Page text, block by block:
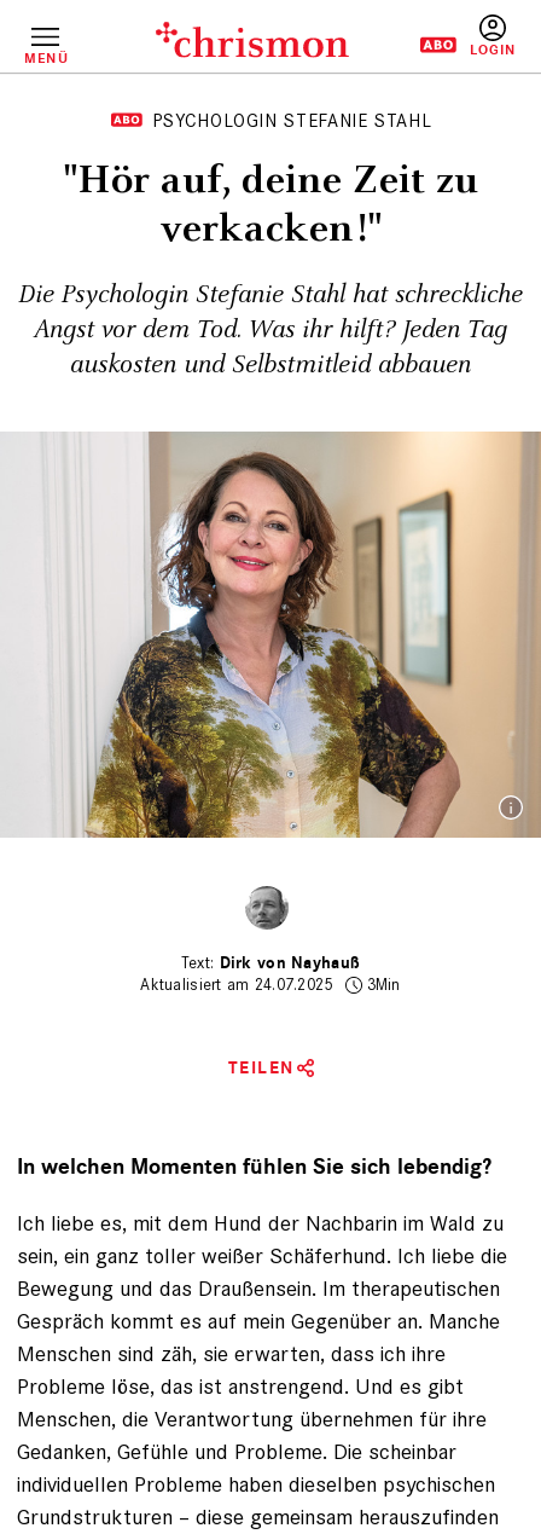
InhaltMENÜ
PSYCHOLOGIN STEFANIE STAHL
"Hör auf, deine Zeit zu
verkacken!"
Die Psychologin Stefanie Stahl hat schreckliche
Angst vor dem Tod. Was ihr hilft? Jeden Tag
auskosten und Selbstmitleid abbauen
Dirk von Nayhauß
Aktualisiert am 24.07.2025
3Min
TEILEN
In welchen Momenten fühlen Sie sich lebendig?
Ich liebe es, mit dem Hund der Nachbarin im Wald zu
sein, ein ganz toller weißer Schäferhund. Ich liebe die
Bewegung und das Draußensein. Im therapeutischen
Gespräch kommt es auf mein Gegenüber an. Manche
Menschen sind zäh, sie erwarten, dass ich ihre
Probleme löse, das ist anstrengend. Und es gibt
Menschen, die Verantwortung übernehmen für ihre
Gedanken, Gefühle und Probleme. Die scheinbar
individuellen Probleme haben dieselben psychischen
Grundstrukturen – diese gemeinsam herauszufinden